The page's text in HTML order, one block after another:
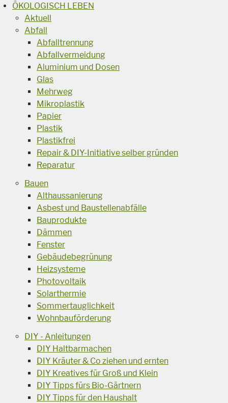
ÖKOLOGISCH LEBEN
Aktuell
Abfall
Abfalltrennung
Abfallvermeidung
Aluminium und Dosen
Glas
Mehrweg
Mikroplastik
Papier
Plastik
Plastikfrei
Repair & DIY-Initiative selber gründen
Reparatur
Bauen
Althaussanierung
Asbest und Baustellenabfälle
Bauprodukte
Dämmen
Fenster
Gebäudebegrünung
Heizsysteme
Photovoltaik
Solarthermie
Sommertauglichkeit
Wohnbauförderung
DIY - Anleitungen
DIY Haltbarmachen
DIY Kräuter & Co ziehen und ernten
DIY Kreatives für Groß und Klein
DIY Tipps fürs Bio-Gärtnern
DIY Tipps für den Haushalt